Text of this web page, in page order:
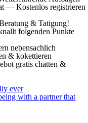
— Kostenlos registrieren
& Tatigung!
folgenden Punkte
nebensachlich
& kokettieren
gratis chatten &
ever
with a partner that